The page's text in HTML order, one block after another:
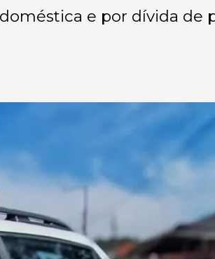
e por dívida de